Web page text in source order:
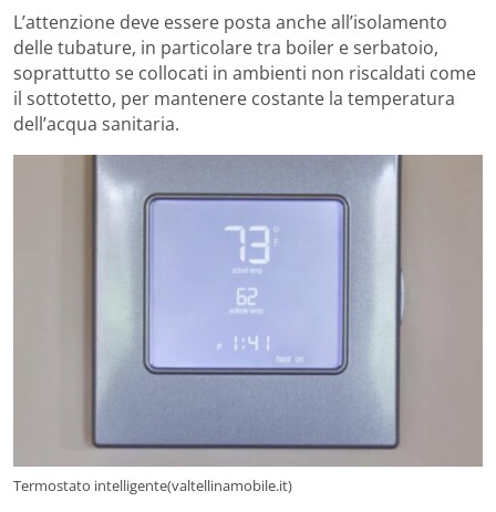
L’attenzione deve essere posta anche all’isolamento
delle tubature, in particolare tra boiler e serbatoio,
soprattutto se collocati in ambienti non riscaldati come
il sottotetto, per mantenere costante la temperatura
dell’acqua sanitaria.
Termostato intelligente(valtellinamobile.it)